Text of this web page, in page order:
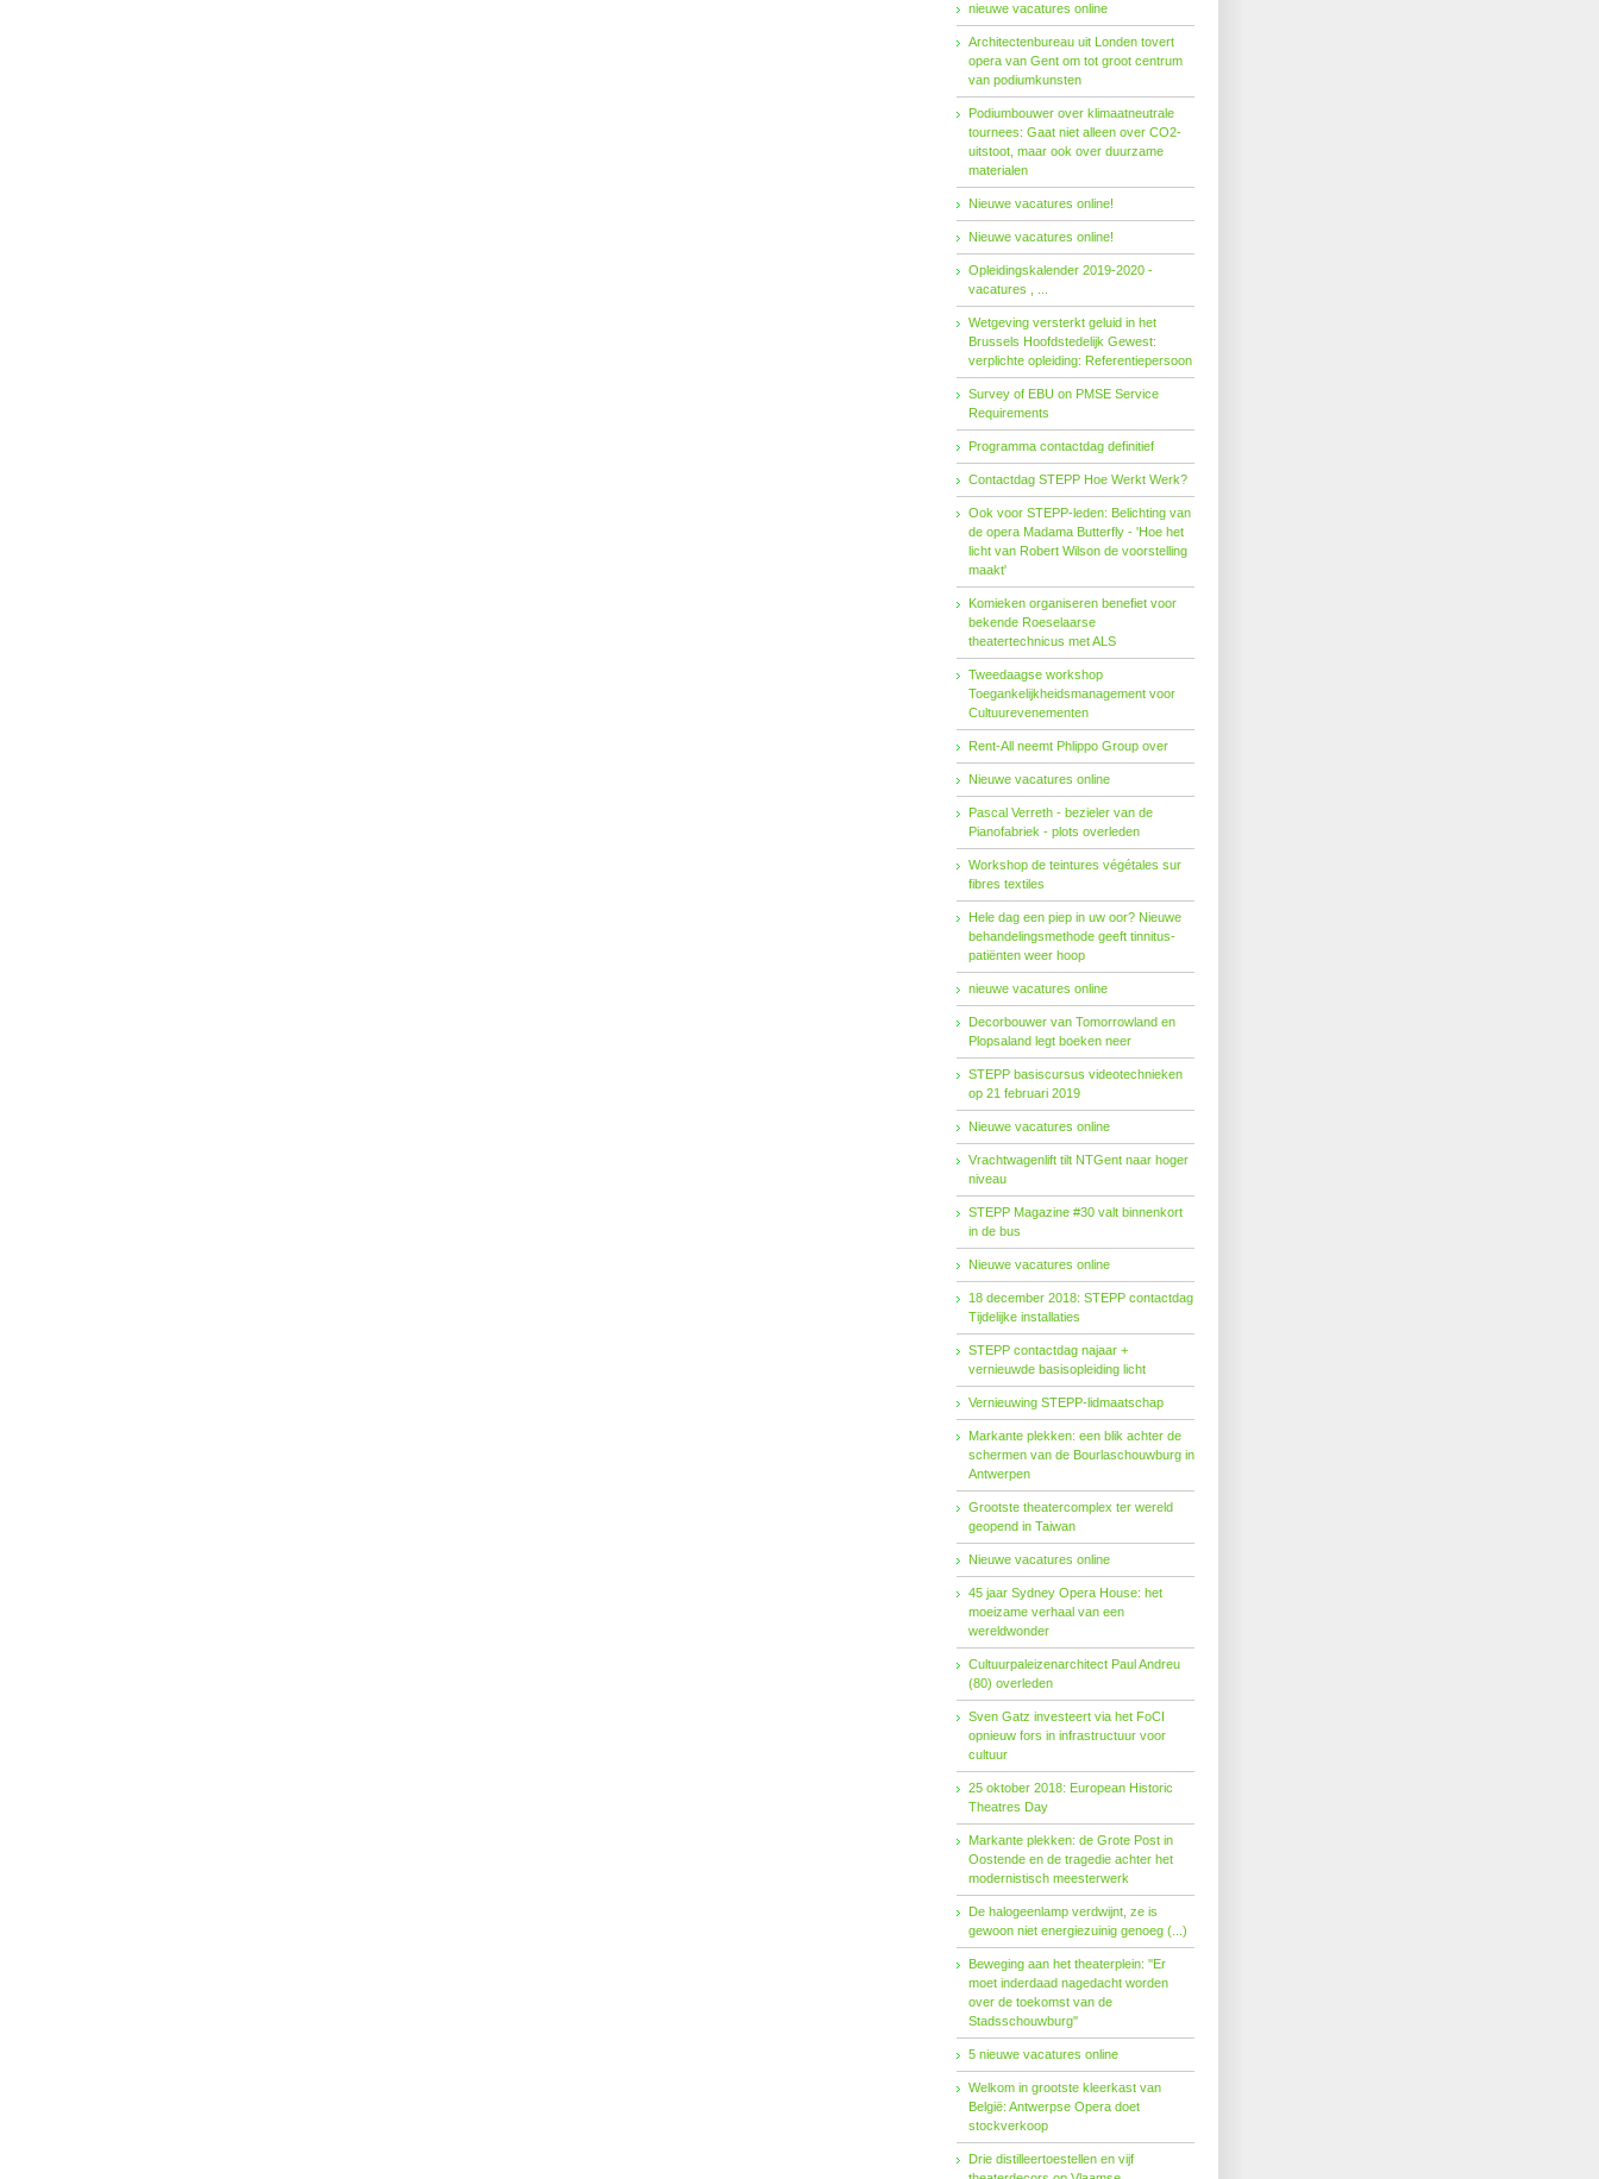
nieuwe vacatures online
Architectenbureau uit Londen tovert
opera van Gent om tot groot centrum
van podiumkunsten
Podiumbouwer over klimaatneutrale
tournees: Gaat niet alleen over CO2-
uitstoot, maar ook over duurzame
materialen
Nieuwe vacatures online!
Nieuwe vacatures online!
Opleidingskalender 2019-2020 -
vacatures , ...
Wetgeving versterkt geluid in het
Brussels Hoofdstedelijk Gewest:
verplichte opleiding: Referentiepersoon
Survey of EBU on PMSE Service
Requirements
Programma contactdag definitief
Contactdag STEPP Hoe Werkt Werk?
Ook voor STEPP-leden: Belichting van
de opera Madama Butterfly - 'Hoe het
licht van Robert Wilson de voorstelling
maakt'
Komieken organiseren benefiet voor
bekende Roeselaarse
theatertechnicus met ALS
Tweedaagse workshop
Toegankelijkheidsmanagement voor
Cultuurevenementen
Rent-All neemt Phlippo Group over
Nieuwe vacatures online
Pascal Verreth - bezieler van de
Pianofabriek - plots overleden
Workshop de teintures végétales sur
fibres textiles
Hele dag een piep in uw oor? Nieuwe
behandelings­methode geeft tinnitus-
patiënten weer hoop
nieuwe vacatures online
Decorbouwer van Tomorrowland en
Plopsaland legt boeken neer
STEPP basiscursus videotechnieken
op 21 februari 2019
Nieuwe vacatures online
Vrachtwagenlift tilt NTGent naar hoger
niveau
STEPP Magazine #30 valt binnenkort
in de bus
Nieuwe vacatures online
18 december 2018: STEPP contactdag
Tijdelijke installaties
STEPP contactdag najaar +
vernieuwde basisopleiding licht
Vernieuwing STEPP-lidmaatschap
Markante plekken: een blik achter de
schermen van de Bourlaschouwburg in
Antwerpen
Grootste theatercomplex ter wereld
geopend in Taiwan
Nieuwe vacatures online
45 jaar Sydney Opera House: het
moeizame verhaal van een
wereldwonder
Cultuurpaleizenarchitect Paul Andreu
(80) overleden
Sven Gatz investeert via het FoCI
opnieuw fors in infrastructuur voor
cultuur
25 oktober 2018: European Historic
Theatres Day
Markante plekken: de Grote Post in
Oostende en de tragedie achter het
modernistisch meesterwerk
De halogeenlamp verdwijnt, ze is
gewoon niet energiezuinig genoeg (...)
Beweging aan het theaterplein: ''Er
moet inderdaad nagedacht worden
over de toekomst van de
Stadsschouwburg''
5 nieuwe vacatures online
Welkom in grootste kleerkast van
België: Antwerpse Opera doet
stockverkoop
Drie distilleertoestellen en vijf